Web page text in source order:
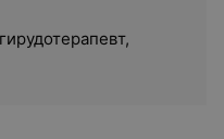
ирудотерапевт,